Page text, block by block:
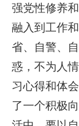
强党性修养
融入到工作
省、自警、
惑，不为人
习心得和体
了一个积极